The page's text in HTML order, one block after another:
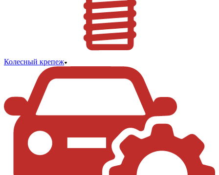
Колесный крепеж